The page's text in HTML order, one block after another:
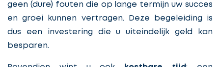
geen (dure) fouten die op lange termijn uw succes
en groei kunnen vertragen. Deze begeleiding is
dus een investering die u uiteindelijk geld kan
besparen.